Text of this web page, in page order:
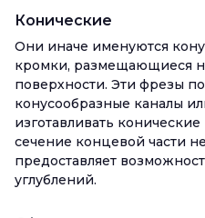
Конические
Они иначе именуются
кромки, размещающиеся
поверхности. Эти фрезы
конусообразные каналы
изготавливать
сечение концевой части
предоставляет
углублений.